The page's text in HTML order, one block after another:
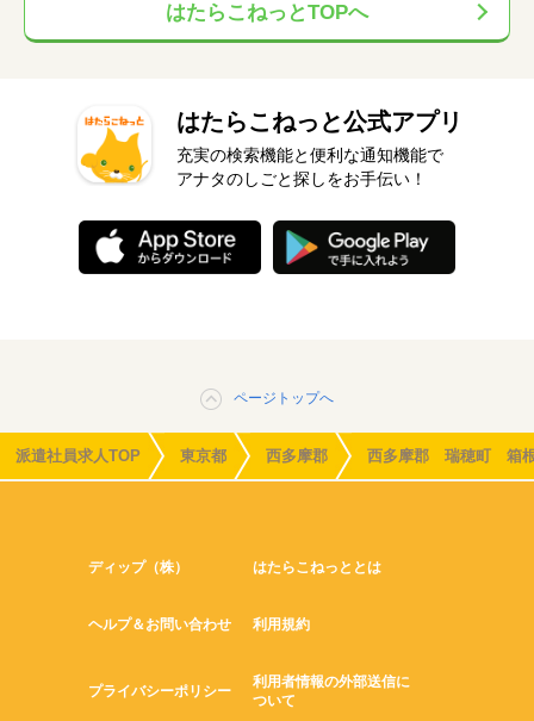
はたらこねっとTOPへ
はたらこねっと公式アプリ
充実の検索機能と便利な通知機能で
アナタのしごと探しをお手伝い！
ページトップへ
派遣社員求人TOP 東京都 西多摩郡 西多摩郡 瑞穂町 箱
ディップ（株） はたらこねっととは
ヘルプ＆お問い合わせ 利用規約
プライバシーポリシー
利用者情報の外部送信に
ついて